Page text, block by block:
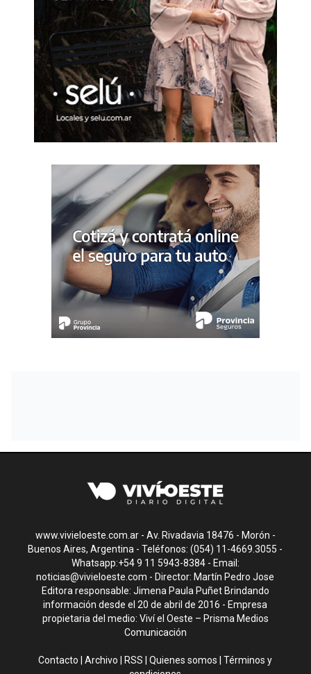
www.vivieloeste.com.ar - Av. Rivadavia 18476 - Morón -
Buenos Aires, Argentina - Teléfonos: (054) 11-4669.3055 -
Whatsapp:+54 9 11 5943-8384 - Email:
noticias@vivieloeste.com - Director: Martín Pedro Jose
Editora responsable: Jimena Paula Puñet Brindando
información desde el 20 de abril de 2016 - Empresa
propietaria del medio: Viví el Oeste – Prisma Medios
Comunicación
Contacto |Archivo RSS |Quienes somos |Términos y